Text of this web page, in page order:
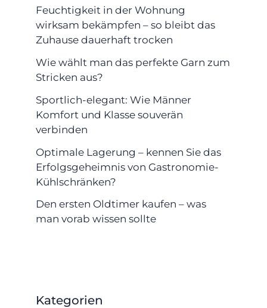
Feuchtigkeit in der Wohnung
wirksam bekämpfen – so bleibt das
Zuhause dauerhaft trocken
Wie wählt man das perfekte Garn zum
Stricken aus?
Sportlich-elegant: Wie Männer
Komfort und Klasse souverän
verbinden
Optimale Lagerung – kennen Sie das
Erfolgsgeheimnis von Gastronomie-
Kühlschränken?
Den ersten Oldtimer kaufen – was
man vorab wissen sollte
Kategorien